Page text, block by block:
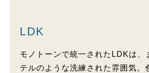
LDK
モノトーンで統一されたLDKは、
テルのような洗練された雰囲気。